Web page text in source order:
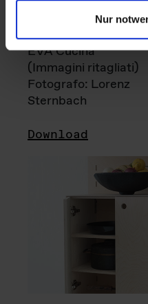
Nur
EVA Cucina
(Immagini ritagliati)
Fotografo: Lorenz
Sternbach
Download